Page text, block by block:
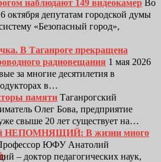
наблюдают 149 видеокамер Во
октября депутатам городской думы
«Безопасный город»,
В Таганроге прекращена
радиовещания 1 мая 2026
за многие десятилетия в
в…
памяти Таганрогский
Олег Бова, предприятие
свыше 20 лет существует на…
НЕПОМНЯЩИЙ: В жизни много
ЮФУ Анатолий
– доктор педагогических наук,